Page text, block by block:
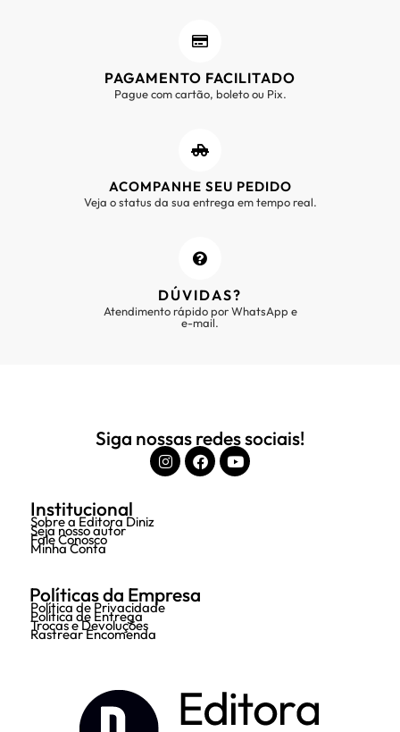
PAGAMENTO FACILITADO
Pague com cartão, boleto ou Pix.
ACOMPANHE SEU PEDIDO
Veja o status da sua entrega em tempo real.
DÚVIDAS?
Atendimento rápido por WhatsApp e
e-mail.
Siga nossas redes sociais!
Institucional
Sobre a Editora Diniz
Seja nosso autor
Fale Conosco
Minha Conta
Políticas da Empresa
Política de Privacidade
Política de Entrega
Trocas e Devoluções
Rastrear Encomenda